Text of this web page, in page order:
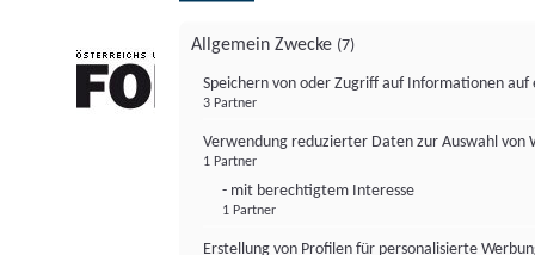
Allgemein Zwecke (7)
Speichern von oder Zugriff auf Informationen auf
3 Partner
Verwendung reduzierter Daten zur Auswahl von
1 Partner
- mit berechtigtem Interesse
1 Partner
Erstellung von Profilen für personalisierte
FONDS professionell